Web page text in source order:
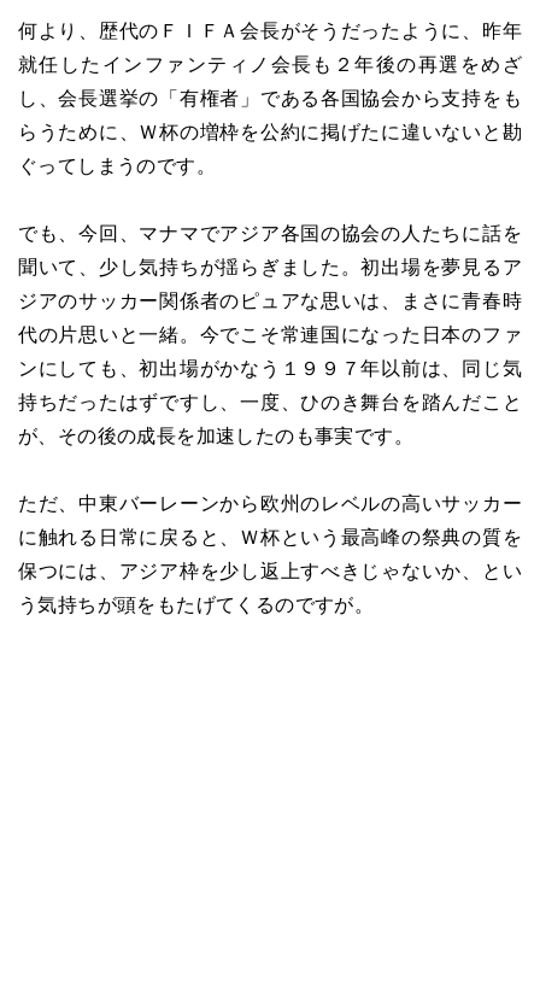
何より、歴代のＦＩＦＡ会長がそうだったように、昨年
就任したインファンティノ会長も２年後の再選をめざ
し、会長選挙の「有権者」である各国協会から支持をも
らうために、Ｗ杯の増枠を公約に掲げたに違いないと勘
ぐってしまうのです。
でも、今回、マナマでアジア各国の協会の人たちに話を
聞いて、少し気持ちが揺らぎました。初出場を夢見るア
ジアのサッカー関係者のピュアな思いは、まさに青春時
代の片思いと一緒。今でこそ常連国になった日本のファ
ンにしても、初出場がかなう１９９７年以前は、同じ気
持ちだったはずですし、一度、ひのき舞台を踏んだこと
が、その後の成長を加速したのも事実です。
ただ、中東バーレーンから欧州のレベルの高いサッカー
に触れる日常に戻ると、Ｗ杯という最高峰の祭典の質を
保つには、アジア枠を少し返上すべきじゃないか、とい
う気持ちが頭をもたげてくるのですが。